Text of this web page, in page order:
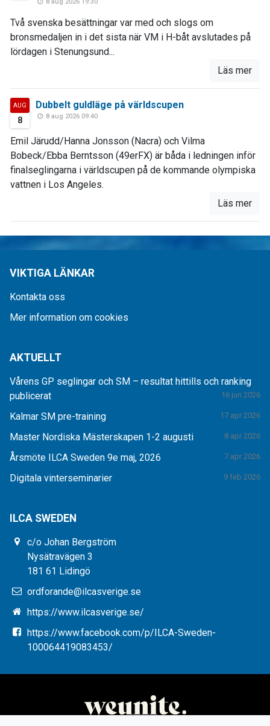
Två svenska besättningar var med och slogs om
bronsmedaljen in i det sista när VM i H-båt avslutades på
lördagen i Stenungsund...
Läs mer
AUG
8
Dubbelt guldläge på världscupen
8 aug 2026 09:40
Emil Järudd/Hanna Jonsson (Nacra) och Vilma
Bobeck/Ebba Berntsson (49erFX) är båda i ledningen inför
finalseglingarna i världscupen på de kommande olympiska
vattnen i Los Angeles.
Läs mer
VIKTIGA LÄNKAR
Kontakta oss
Mer information om cookies
AKTUELLT
Vårens GP seglingar och SM – resultat hittills och ranking
publicerat
16 jun 2026
Kalmar SM pre-training 17 apr 2026
Master Nordiska Mästerskapen 1-2 augusti 8 apr 2026
Årsmöte ILCA Sweden 9e maj, 2026 7 apr 2026
Digitala vinterseminarier 9 feb 2026
ILCA SWEDEN
c/o Johan Bergström
Nysätravägen 3
181 61 Lidingö
ordforande@ilcasverige.se
https://www.ilcasverige.se/
https://www.facebook.com/p/ILCA-Sweden-
100064419083453/